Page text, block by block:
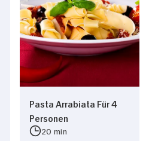
Pasta Arrabiata Für 4
Personen
20 min